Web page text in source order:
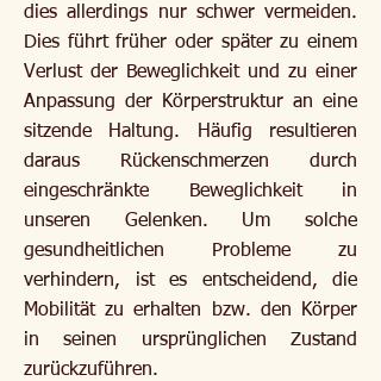
dies allerdings nur schwer vermeiden.
Dies führt früher oder später zu einem
Verlust der Beweglichkeit und zu einer
Anpassung der Körperstruktur an eine
sitzende Haltung. Häufig resultieren
daraus Rückenschmerzen durch
eingeschränkte Beweglichkeit in
unseren Gelenken. Um solche
gesundheitlichen Probleme zu
verhindern, ist es entscheidend, die
Mobilität zu erhalten bzw. den Körper
in seinen ursprünglichen Zustand
zurückzuführen.